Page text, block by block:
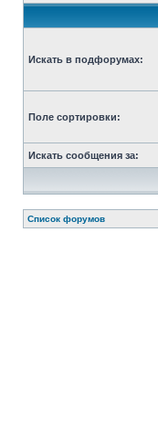
Искать в подфорумах:
Поле сортировки:
Искать сообщения за:
Список форумов